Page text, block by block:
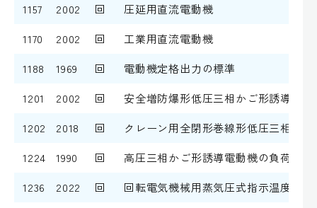
1157
2002 回
圧延用直流電動機
1170
2002 回
工業用直流電動機
1188
1969 回
電動機定格出力の標準
1201
2002 回
安全増防爆形低圧三相かご形誘導電
1202
2018 回
クレーン用全閉形巻線形低圧三相誘
1224
1990 回
高圧三相かご形誘導電動機の負荷慣
1236
2022 回
回転電気機械用蒸気圧式指示温度計